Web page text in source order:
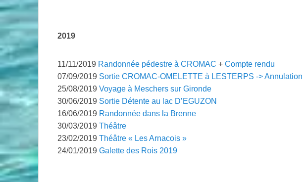
2019
11/11/2019 Randonnée pédestre à CROMAC + Compte rendu
07/09/2019 Sortie CROMAC-OMELETTE à LESTERPS -> Annulation
25/08/2019 Voyage à Meschers sur Gironde
30/06/2019 Sortie Détente au lac D’EGUZON
16/06/2019 Randonnée dans la Brenne
30/03/2019 Théâtre
23/02/2019 Théâtre « Les Arnacois »
24/01/2019 Galette des Rois 2019